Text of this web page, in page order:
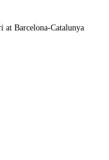
Barcelona-Catalunya